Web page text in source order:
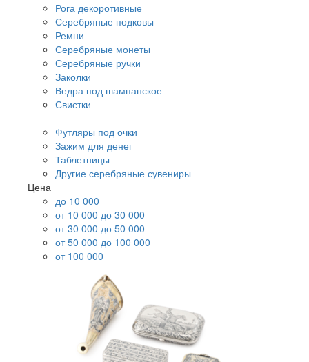
Рога декоротивные
Серебряные подковы
Ремни
Серебряные монеты
Серебряные ручки
Заколки
Ведра под шампанское
Свистки
Футляры под очки
Зажим для денег
Таблетницы
Другие серебряные сувениры
Цена
до 10 000
от 10 000 до 30 000
от 30 000 до 50 000
от 50 000 до 100 000
от 100 000